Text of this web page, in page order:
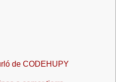
de CODEHUPY